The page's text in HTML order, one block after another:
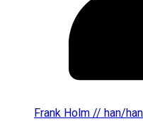
Frank Holm // han/